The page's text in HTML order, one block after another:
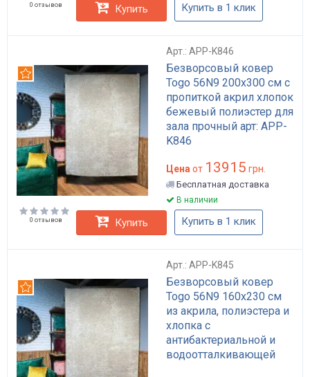
0 отзывов Купить Купить в 1 клик
Арт.: APP-K846
Безворсовый ковер
Togo 56N9 200х300 см с
пропиткой акрил хлопок
бежевый полиэстер для
зала прочный арт: APP-
K846
Рекомендуем
Цена от 13915 грн.
Бесплатная доставка
В наличии
0 отзывов Купить Купить в 1 клик
Арт.: APP-K845
Безворсовый ковер
Togo 56N9 160x230 см
из акрила, полиэстера и
хлопка с
антибактериальной и
водоотталкивающей
Рекомендуем